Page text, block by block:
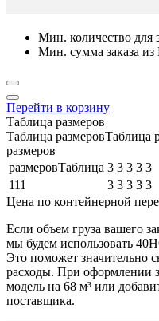
Мин. количество для
Мин. сумма заказа
Перейти в корзину
Таблица размеров
Таблица размеровТаблица
размеров
размеровТаблица 3 3 3 3 3
111
3 3 3 3 3
Цена по контейнерной
Если объем груза вашего
мы будем использовать
Это поможет значительно
расходы. При оформлении
модель на 68 м³ или
поставщика.